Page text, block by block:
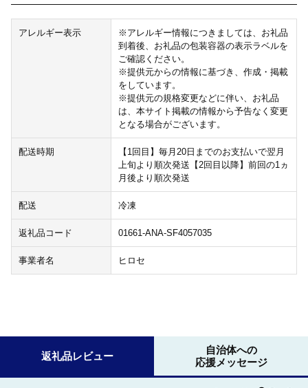
アレルギー表示
※アレルギー情報につきましては、お礼品
到着後、お礼品の包装容器の表示ラベルを
ご確認ください。
※提供元からの情報に基づき、作成・掲載
をしています。
※提供元の規格変更などに伴い、お礼品
は、本サイト掲載の情報から予告なく変更
となる場合がございます。
配送時期
【1回目】毎月20日までのお支払いで翌月
上旬より順次発送【2回目以降】前回の1ヵ
月後より順次発送
配送 冷凍
返礼品コード 01661-ANA-SF4057035
事業者名 ヒロセ
返礼品レビュー
自治体への
応援メッセージ